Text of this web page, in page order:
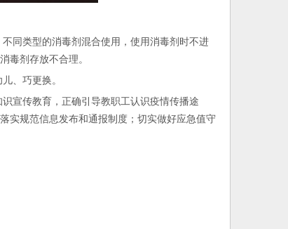
同类型的消毒剂混合使用，使用消毒剂时不进
毒剂存放不合理。
、巧更换。
宣传教育，正确引导教职工认识疫情传播途
实规范信息发布和通报制度；切实做好应急值守